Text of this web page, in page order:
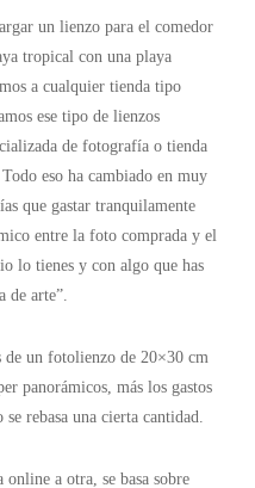
un lienzo para el comedor
tropical con una playa
a cualquier tienda tipo
ese tipo de lienzos
de fotografía o tienda
eso ha cambiado en muy
que gastar tranquilamente
entre la foto comprada y el
lo tienes y con algo que has
de arte”.
de un fotolienzo de 20×30 cm
panorámicos, más los gastos
rebasa una cierta cantidad.
a otra, se basa sobre